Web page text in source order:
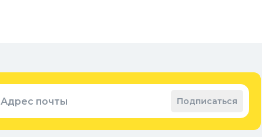
Адрес почты Подписаться